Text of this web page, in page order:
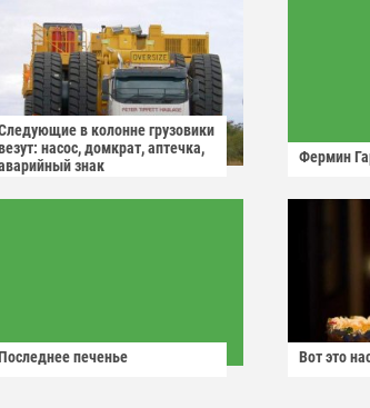
в колонне грузовики
насос, домкрат, аптечка,
знак
Фермин
печенье Вот это